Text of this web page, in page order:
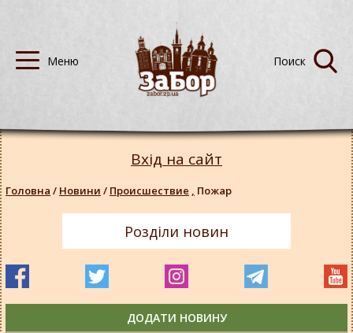
Вхід на сайт
Головна / Новини / Происшествие , Пожар
Розділи новин
ДОДАТИ НОВИНУ